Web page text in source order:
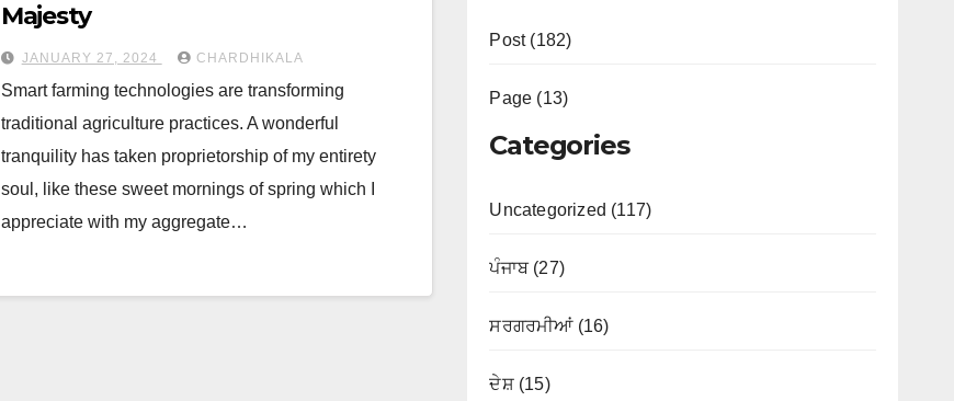
Majesty
JANUARY 27, 2024 CHARDHIKALA
Smart farming technologies are transforming
traditional agriculture practices. A wonderful
tranquility has taken proprietorship of my entirety
soul, like these sweet mornings of spring which I
appreciate with my aggregate…
Post (182)
Page (13)
Categories
Uncategorized (117)
ਪੰਜਾਬ (27)
ਸਰਗਰਮੀਆਂ (16)
ਦੇਸ਼ (15)